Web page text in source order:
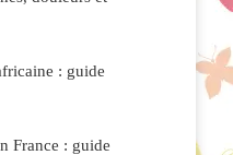
: guide
France : guide